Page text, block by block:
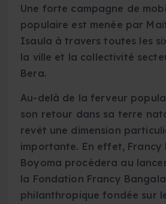
Une forte campagne de
populaire est menée par
Isaula à travers toutes les
la ville et la collectivité
Bera.
Au-delà de la ferveur
son retour dans sa terre
revêt une dimension
importante. En effet, Francy
Boyoma procédera au
la Fondation Francy
philanthropique fondée sur